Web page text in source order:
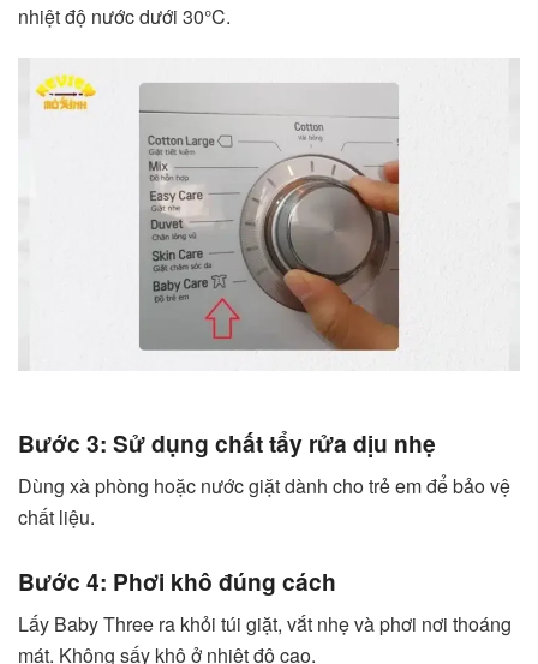
nhiệt độ nước dưới 30°C.
Bước 3: Sử dụng chất tẩy rửa dịu nhẹ
Dùng xà phòng hoặc nước giặt dành cho trẻ em để bảo vệ
chất liệu.
Bước 4: Phơi khô đúng cách
Lấy Baby Three ra khỏi túi giặt, vắt nhẹ và phơi nơi thoáng
mát. Không sấy khô ở nhiệt độ cao.